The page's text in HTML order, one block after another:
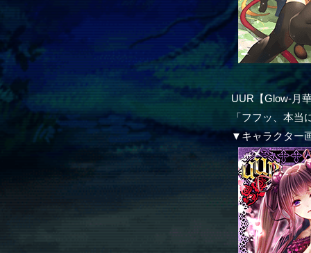
UUR【Glow-月
「フフッ、本
▼キャラクター